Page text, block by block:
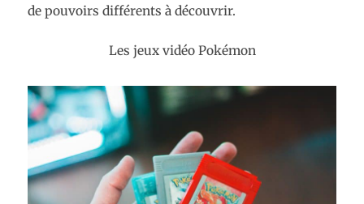
de pouvoirs différents à découvrir.
Les jeux vidéo Pokémon